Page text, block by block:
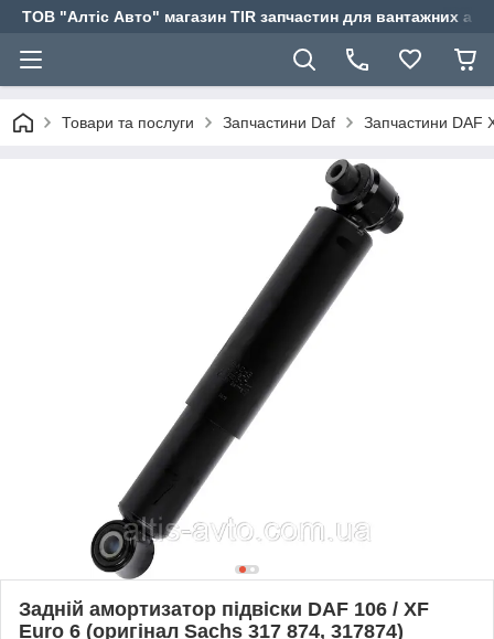
ТОВ "Алтіс Авто" магазин TIR запчастин для вантажних
Товари та послуги Запчастини Daf Запчастини DAF
Задній амортизатор підвіски DAF 106 / XF
Euro 6 (оригінал Sachs 317 874, 317874)